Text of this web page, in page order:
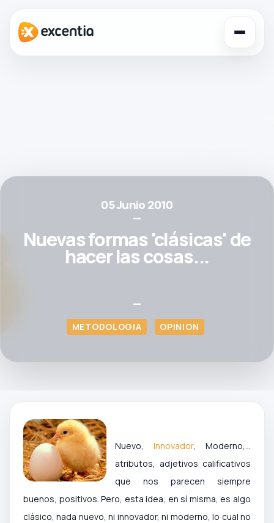
05 Junio 2010
—
Nuevas formas 'clásicas' de
hacer las cosas...
—
METODOLOGIA OPINION
Nuevo, Innovador, Moderno,…
atributos, adjetivos calificativos
que nos parecen siempre
buenos, positivos. Pero, esta idea, en sí misma, es algo
clásico, nada nuevo, ni innovador, ni moderno, lo cual no